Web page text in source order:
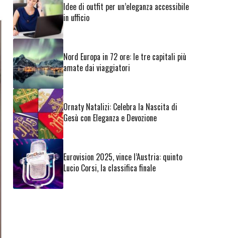
Idee di outfit per un’eleganza accessibile
in ufficio
Nord Europa in 72 ore: le tre capitali più
amate dai viaggiatori
Ornaty Natalizi: Celebra la Nascita di
Gesù con Eleganza e Devozione
Eurovision 2025, vince l’Austria: quinto
Lucio Corsi, la classifica finale